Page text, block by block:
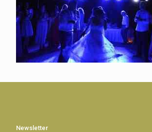
Newsletter